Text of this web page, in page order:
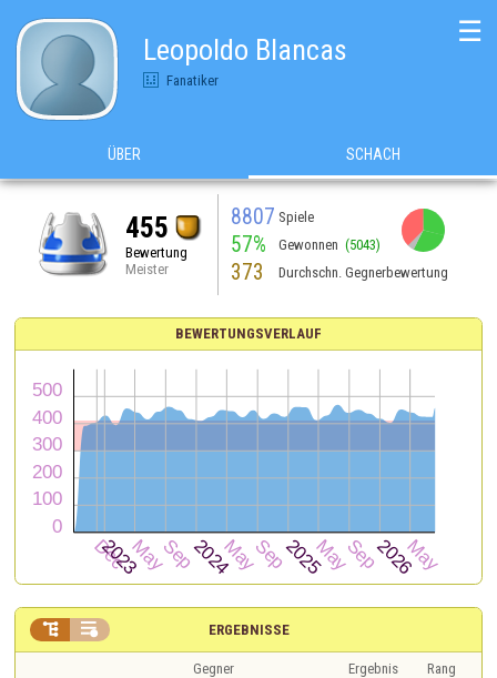
Leopoldo Blancas
Fanatiker
☰
ÜBER SCHACH
455
Bewertung
Meister
8807 Spiele
57% Gewonnen (5043)
373 Durchschn. Gegnerbewertung
BEWERTUNGSVERLAUF
ERGEBNISSE
 
Gegner Ergebnis
Rang